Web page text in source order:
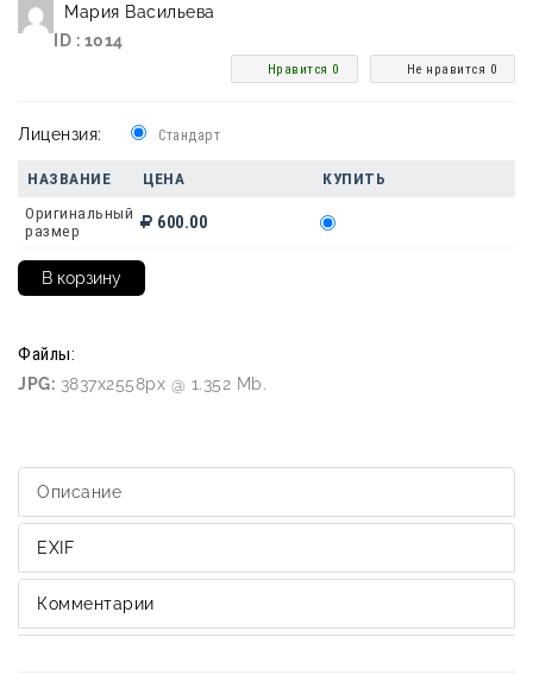
Мария Васильева
ID : 1014
Не нравится 0
Нравится 0
Лицензия: Стандарт
НАЗВАНИЕ ЦЕНА
КУПИТЬ
Оригинальный
размер
600.00
Файлы:
JPG: 3837x2558px @ 1.352 Mb.
Описание
EXIF
Комментарии